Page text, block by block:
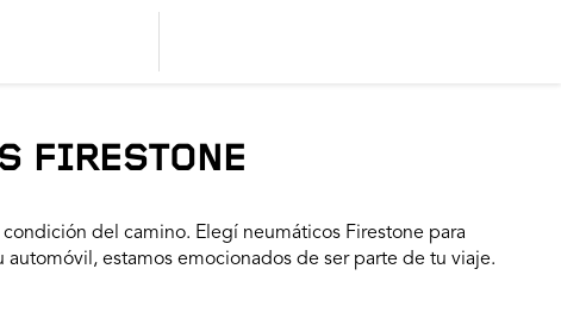
FIRESTONE
del camino. Elegí neumáticos Firestone para
estamos emocionados de ser parte de tu viaje.